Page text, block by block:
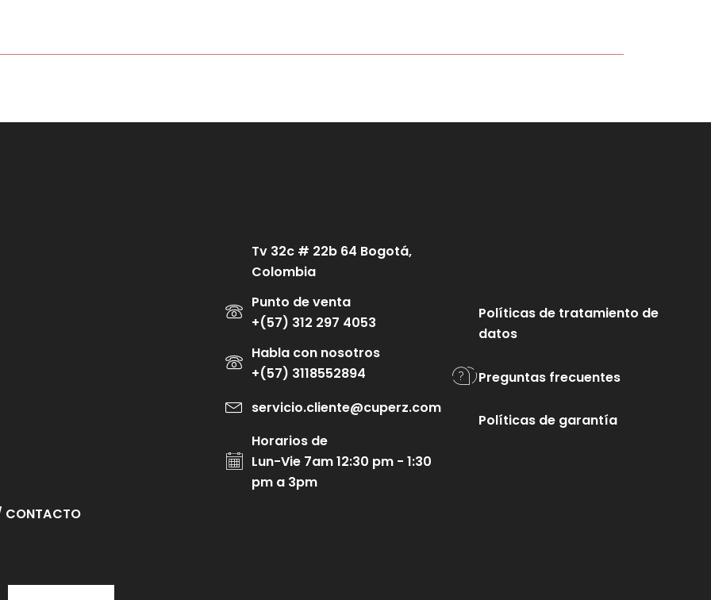
CONTACTO
Tv 32c # 22b 64 Bogotá,
Colombia
Punto de venta
+(57) 312 297 4053
Habla con nosotros
+(57) 3118552894
servicio.cliente@cuperz.com
Horarios de
Lun-Vie 7am 12:30 pm - 1:30
pm a 3pm
Políticas de tratamiento de
datos
Preguntas frecuentes
Políticas de garantía